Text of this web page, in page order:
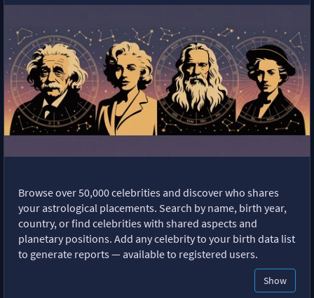
Browse over 50,000 celebrities and discover who shares
your astrological placements. Search by name, birth year,
country, or find celebrities with shared aspects and
planetary positions. Add any celebrity to your birth data list
to generate reports — available to registered users.
Show